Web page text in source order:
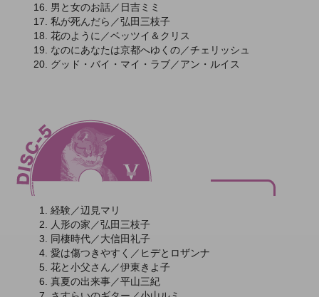
男と女のお話／日吉ミミ
私が死んだら／弘田三枝子
花のように／ベッツイ＆クリス
なのにあなたは京都へゆくの／チェリッシュ
グッド・バイ・マイ・ラブ／アン・ルイス
経験／辺見マリ
人形の家／弘田三枝子
同棲時代／大信田礼子
愛は傷つきやすく／ヒデとロザンナ
花と小父さん／伊東きよ子
真夏の出来事／平山三紀